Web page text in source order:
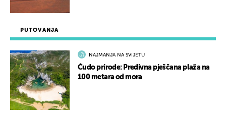
PUTOVANJA
NAJMANJA NA SVIJETU
Čudo prirode: Predivna pješčana plaža na
100 metara od mora